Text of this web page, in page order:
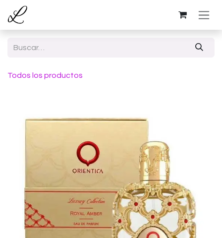
Ir al contenido
Todos los productos